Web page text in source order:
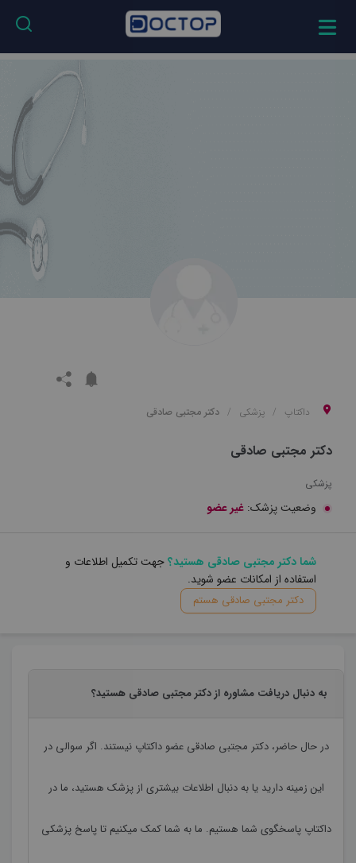
داکتاپ پزشکی دکتر مجتبی صادقی
دکتر مجتبی صادقی
پزشکی
وضعیت پزشک: غیر عضو
شما دکتر مجتبی صادقی هستید؟جهت تکمیل اطلاعات و
استفاده از امکانات عضو شوید.
دکتر مجتبی صادقی هستم
به دنبال دریافت مشاوره از دکتر مجتبی صادقی هستید؟
در حال حاضر،دکتر مجتبی صادقی عضو داکتاپ نیستند. اگر سوالی در
این زمینه دارید یا به دنبال اطلاعات بیشتری از پزشک هستید، ما در
داکتاپ پاسخگوی شما هستیم. ما به شما کمک میکنیم تا پاسخ پزشکی